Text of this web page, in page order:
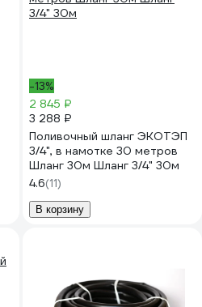
-13%
2 845 ₽
3 288 ₽
Поливочный шланг ЭКОТЭП
3/4", в намотке 30 метров
Шланг 30м Шланг 3/4" 30м
4.6(11)
В корзину